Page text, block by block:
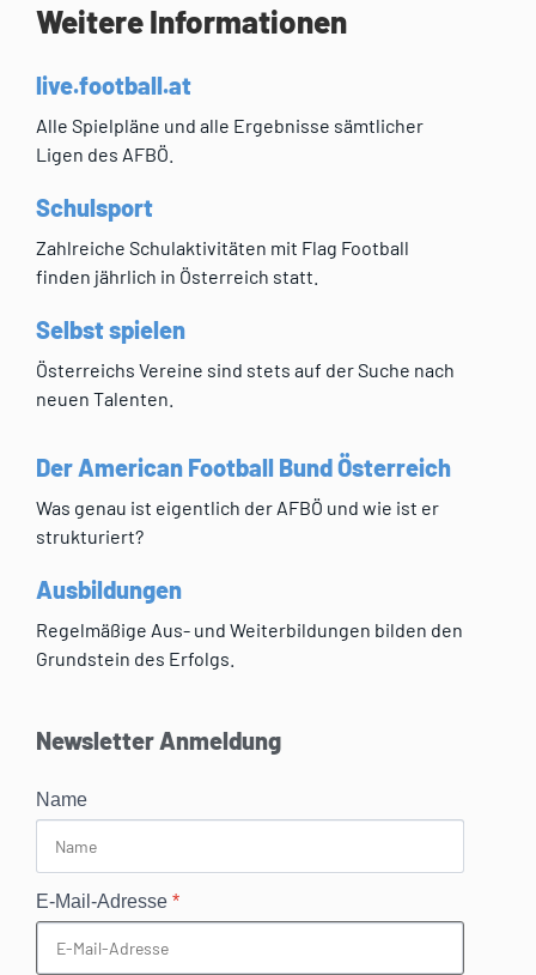
Weitere Informationen
live.football.at
Alle Spielpläne und alle Ergebnisse sämtlicher
Ligen des AFBÖ.
Schulsport
Zahlreiche Schulaktivitäten mit Flag Football
finden jährlich in Österreich statt.
Selbst spielen
Österreichs Vereine sind stets auf der Suche nach
neuen Talenten.
Der American Football Bund Österreich
Was genau ist eigentlich der AFBÖ und wie ist er
strukturiert?
Ausbildungen
Regelmäßige Aus- und Weiterbildungen bilden den
Grundstein des Erfolgs.
Newsletter Anmeldung
Name
E-Mail-Adresse *